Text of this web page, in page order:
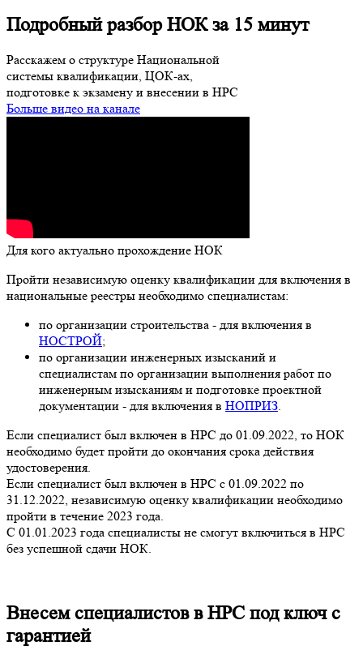
Подробный разбор НОК за 15 минут
Расскажем о структуре Национальной
системы квалификации, ЦОК-ах,
подготовке к экзамену и внесении в НРС
Больше видео на канале
Для кого актуально прохождение НОК
Пройти независимую оценку квалификации для включения в
национальные реестры необходимо специалистам:
по организации строительства - для включения в
НОСТРОЙ;
по организации инженерных изысканий и
специалистам по организации выполнения работ по
инженерным изысканиям и подготовке проектной
документации - для включения в НОПРИЗ.
Если специалист был включен в НРС до 01.09.2022, то НОК
необходимо будет пройти до окончания срока действия
удостоверения.
Если специалист был включен в НРС с 01.09.2022 по
31.12.2022, независимую оценку квалификации необходимо
пройти в течение 2023 года.
С 01.01.2023 года специалисты не смогут включиться в НРС
без успешной сдачи НОК.
Внесем специалистов в НРС под ключ с
гарантией